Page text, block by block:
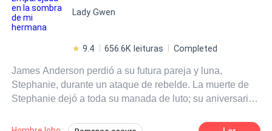
Lady Gwen
9.4 656.6K leituras Completed
James Anderson perdió a su futura pareja y luna,
Stephanie, durante un ataque de rebelde. La muerte de
Stephanie dejó a toda su manada de luto; su aniversario
Cinco años después, James descubre que Lily, la